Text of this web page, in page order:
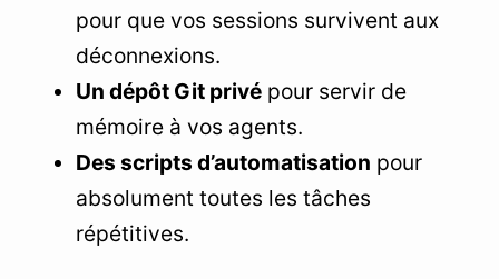
pour que vos sessions survivent aux
déconnexions.
Un dépôt Git privé pour servir de
mémoire à vos agents.
Des scripts d’automatisation pour
absolument toutes les tâches
répétitives.